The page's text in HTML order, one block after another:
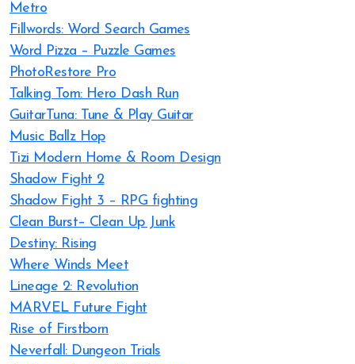
Metro
Fillwords: Word Search Games
Word Pizza – Puzzle Games
PhotoRestore Pro
Talking Tom: Hero Dash Run
GuitarTuna: Tune & Play Guitar
Music Ballz Hop
Tizi Modern Home & Room Design
Shadow Fight 2
Shadow Fight 3 – RPG fighting
Clean Burst– Clean Up Junk
Destiny: Rising
Where Winds Meet
Lineage 2: Revolution
MARVEL Future Fight
Rise of Firstborn
Neverfall: Dungeon Trials